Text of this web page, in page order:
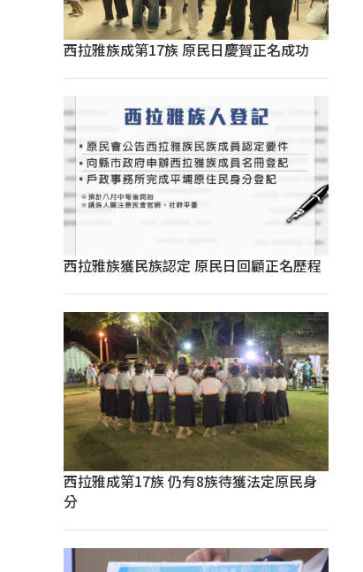
西拉雅族成第17族 原民日慶賀正名成功
西拉雅族獲民族認定 原民日回顧正名歷程
西拉雅成第17族 仍有8族待獲法定原民身
分